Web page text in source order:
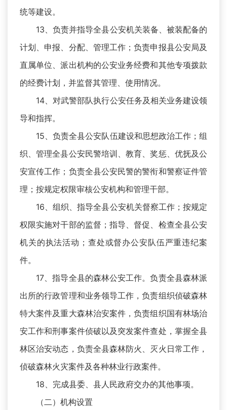
统等建设。
13、负责并指导全县公安机关装备、被装配备的
计划、申报、分配、管理工作；负责申报县公安局及
直属单位、派出机构的公安业务经费和其他专项拨款
的经费计划，并监督其管理、使用情况。
14、对武警部队执行公安任务及相关业务建设领
导和指挥。
15、负责全县公安队伍建设和思想政治工作；组
织、管理全县公安民警培训、教育、奖惩、优抚及公
安宣传工作；负责全县公安民警的警衔和警察证件管
理；按规定权限审核公安机构和管理干部。
16、组织、指导全县公安机关督察工作；按规定
权限实施对干部的监督；指导、督促、检查全县公安
机关的执法活动；查处或督办公安队伍严重违纪案
件。
17、指导全县的森林公安工作。负责全县森林派
出所的行政管理和业务领导工作，负责组织侦破森林
特大案件及重大森林治安案件，负责组织国有林场治
安工作和刑事案件侦破以及突发案件查处，掌握全县
林区治安动态，负责全县森林防火、灭火日常工作，
侦破森林火灾案件及各种林业行政案件。
18、完成县委、县人民政府交办的其他事项。
（二）机构设置